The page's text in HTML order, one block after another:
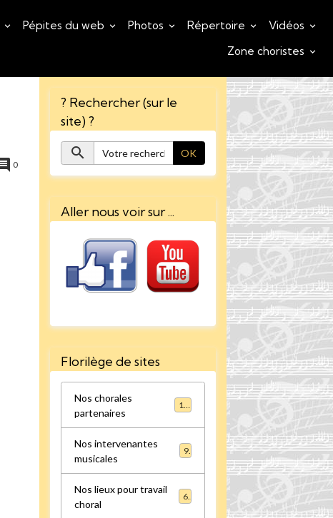
Pépites du web Photos Répertoire
Vidéos
Zone choristes
0
? Rechercher (sur le
site) ?
OK
Aller nous voir sur ...
Florilège de sites
Nos chorales
partenaires
Nos intervenantes
musicales
9
Nos lieux pour travail
choral